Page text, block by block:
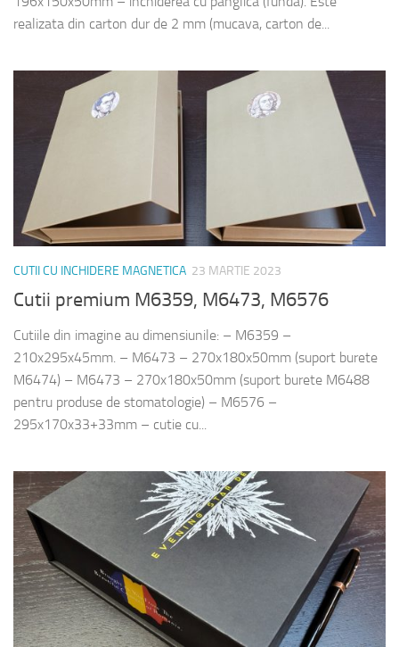
realizata din carton dur de 2 mm (mucava, carton de...
CUTII CU INCHIDERE MAGNETICA 23 MARTIE 2023
Cutii premium M6359, M6473, M6576
Cutiile din imagine au dimensiunile: – M6359 –
210x295x45mm. – M6473 – 270x180x50mm (suport burete
M6474) – M6473 – 270x180x50mm (suport burete M6488
pentru produse de stomatologie) – M6576 –
295x170x33+33mm – cutie cu...